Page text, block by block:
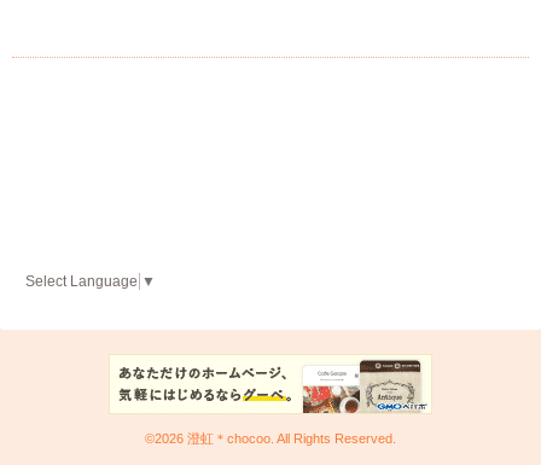
Select Language ▼
©2026 澄虹＊chocoo . All Rights Reserved.